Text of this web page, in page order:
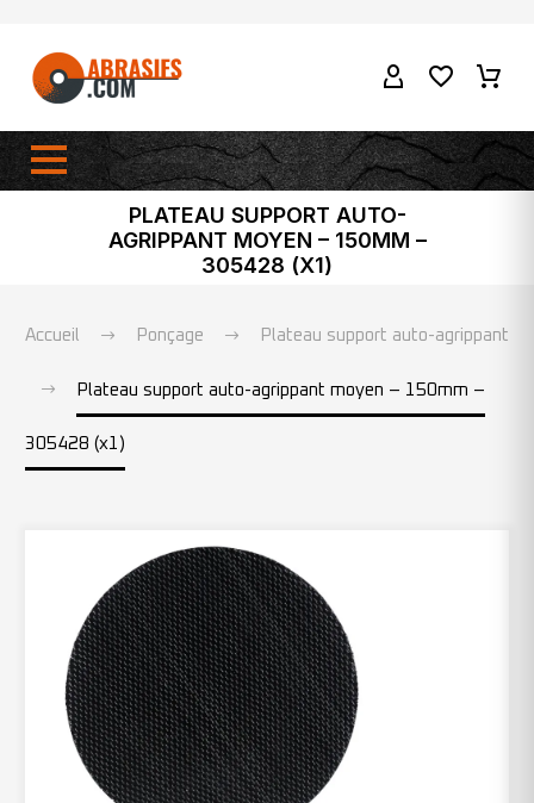
PLATEAU SUPPORT AUTO-
AGRIPPANT MOYEN – 150MM –
305428 (X1)
Accueil Ponçage Plateau support auto-agrippant
Plateau support auto-agrippant moyen – 150mm –
305428 (x1)